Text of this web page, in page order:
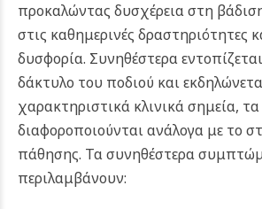
προκαλώντας δυσχέρεια στη
στις καθημερινές δραστηριότητες
δυσφορία. Συνηθέστερα
δάκτυλο του ποδιού και
χαρακτηριστικά κλινικά σημεία,
διαφοροποιούνται ανάλογα με το
πάθησης. Τα συνηθέστερα
περιλαμβάνουν: